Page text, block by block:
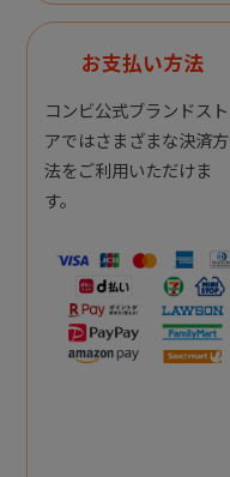
お支払い方法
コンビ公式ブランドスト
アではさまざまな決済方
法をご利用いただけま
す。